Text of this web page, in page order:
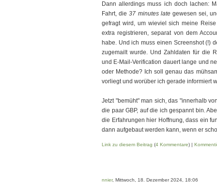
Dann allerdings muss ich doch lachen:
Fahrt, die37 minutes lategewesen sei,
gefragt wird, um wieviel sich meine
extra registrieren, separat von dem
habe. Und ich muss einen Screenshot (!)
zugemailt wurde. Und Zahldaten für die
und E-Mail-Verification dauert lange und
oder Methode? Ich soll genau das
vorliegt und worüber ich gerade informiert
Jetzt "bemüht" man sich, das "innerhalb
die paar GBP, auf die ich gespannt bin.
die Erfahrungen hier Hoffnung, dass ein
dann aufgebaut werden kann, wenn er
Link zu diesem Beitrag (4 Kommentare) |
nnier, Mittwoch, 18. Dezember 2024, 18:06